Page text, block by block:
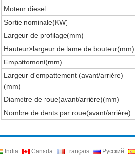
Moteur diesel
Sortie nominale(KW)
Largeur de profilage(mm)
Hauteur×largeur de lame de bouteur(mm)
Empattement(mm)
Largeur d'empattement (avant/arrière)
(mm)
Diamètre de roue(avant/arrière)(mm)
Nombre de dents par roue(avant/arrière)
India Canada Français Русский